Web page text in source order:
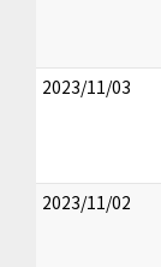
2023/11/03
2023/11/02